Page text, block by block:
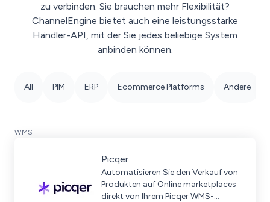
zu verbinden. Sie brauchen mehr Flexibilität?
ChannelEngine bietet auch eine leistungsstarke
Händler-API, mit der Sie jedes beliebige System
anbinden können.
All PIM ERP Ecommerce Platforms Andere
WMS
Picqer
Automatisieren Sie den Verkauf von
Produkten auf Online marketplaces
direkt von Ihrem Picqer WMS-